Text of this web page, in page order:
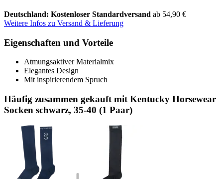
Deutschland: Kostenloser Standardversand ab 54,90 €
Weitere Infos zu Versand & Lieferung
Eigenschaften und Vorteile
Atmungsaktiver Materialmix
Elegantes Design
Mit inspirierendem Spruch
Häufig zusammen gekauft mit Kentucky Horsewear
Socken schwarz, 35-40 (1 Paar)